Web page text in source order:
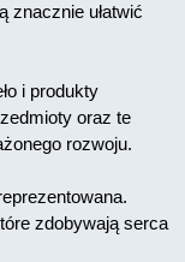
znacznie ułatwić
i produkty
oraz te
rozwoju.
zdobywają serca